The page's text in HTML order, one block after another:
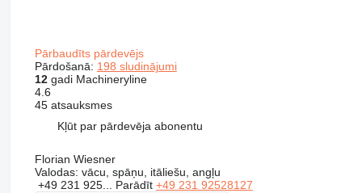
Pārbaudīts pārdevējs
Pārdošanā: 198 sludinājumi
12gadi Machineryline
4.6
45 atsauksmes
Kļūt par pārdevēja abonentu
Florian Wiesner
Valodas: vācu, spāņu, itāliešu, angļu
+49 231 925... Parādīt +49 231 92528127